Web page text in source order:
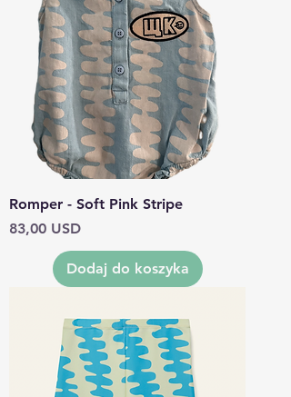
Romper - Soft Pink Stripe
Cena
83,00 USD
Dodaj do koszyka